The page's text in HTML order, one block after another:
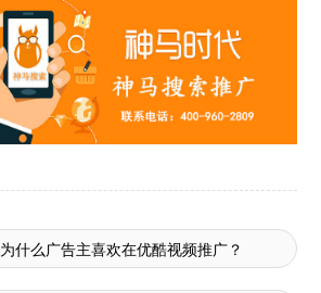
为什么广告主喜欢在优酷视频推广？